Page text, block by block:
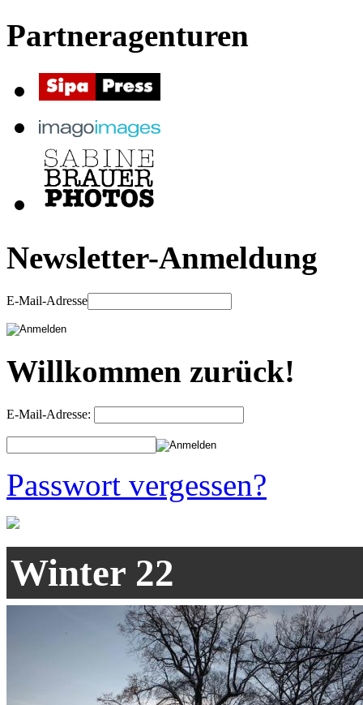
Partneragenturen
Newsletter-Anmeldung
E-Mail-Adresse
Willkommen zurück!
E-Mail-Adresse:
Passwort vergessen?
Winter 22